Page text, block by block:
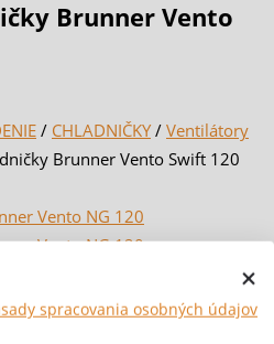
Brunner Vento
/ CHLADNIČKY/ Ventilátory
Brunner Vento Swift 120
spracovania osobných údajov